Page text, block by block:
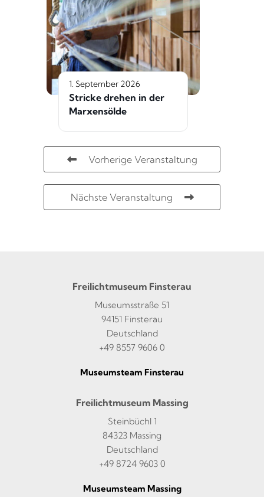
1. September 2026
Stricke drehen in der
Marxensölde
Vorherige Veranstaltung
Nächste Veranstaltung
Freilichtmuseum Finsterau
Museumsstraße 51
94151 Finsterau
Deutschland
+49 8557 9606 0
Museumsteam Finsterau
Freilichtmuseum Massing
Steinbüchl 1
84323 Massing
Deutschland
+49 8724 9603 0
Museumsteam Massing